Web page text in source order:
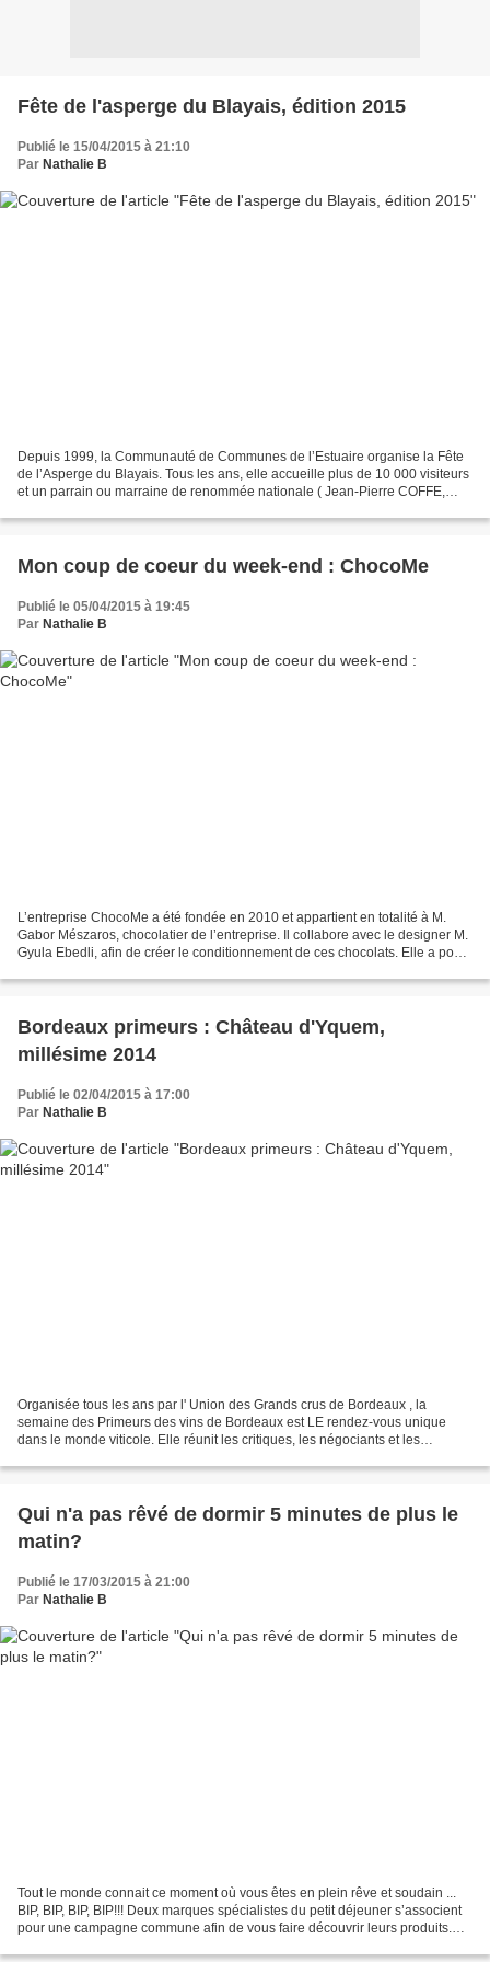
Fête de l'asperge du Blayais, édition 2015
Publié le 15/04/2015 à 21:10
Par Nathalie B
Depuis 1999, la Communauté de Communes de l’Estuaire organise la Fête
de l’Asperge du Blayais. Tous les ans, elle accueille plus de 10 000 visiteurs
et un parrain ou marraine de renommée nationale ( Jean-Pierre COFFE,
Mon coup de coeur du week-end : ChocoMe
Publié le 05/04/2015 à 19:45
Par Nathalie B
L’entreprise ChocoMe a été fondée en 2010 et appartient en totalité à M.
Gabor Mészaros, chocolatier de l’entreprise. Il collabore avec le designer M.
Gyula Ebedli, afin de créer le conditionnement de ces chocolats. Elle a pour
Bordeaux primeurs : Château d'Yquem,
millésime 2014
Publié le 02/04/2015 à 17:00
Par Nathalie B
Organisée tous les ans par l' Union des Grands crus de Bordeaux , la
semaine des Primeurs des vins de Bordeaux est LE rendez-vous unique
dans le monde viticole. Elle réunit les critiques, les négociants et les
Qui n'a pas rêvé de dormir 5 minutes de plus le
matin?
Publié le 17/03/2015 à 21:00
Par Nathalie B
Tout le monde connait ce moment où vous êtes en plein rêve et soudain ...
BIP, BIP, BIP, BIP!!! Deux marques spécialistes du petit déjeuner s’associent
pour une campagne commune afin de vous faire découvrir leurs produits.